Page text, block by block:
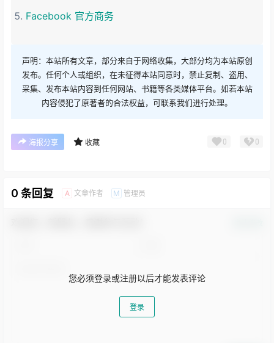
Facebook 官方商务
声明：本站所有文章，部分来自于网络收集，大部分均为本站原创
发布。任何个人或组织，在未征得本站同意时，禁止复制、盗用、
采集、发布本站内容到任何网站、书籍等各类媒体平台。如若本站
内容侵犯了原著者的合法权益，可联系我们进行处理。
海报分享 收藏 0 0
0 条回复 A 文章作者 M 管理员
您必须登录或注册以后才能发表评论
登录